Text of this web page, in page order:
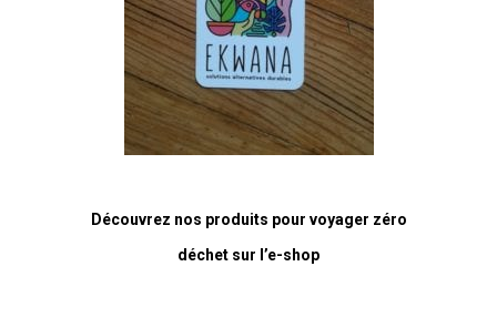
Découvrez nos produits pour voyager zéro
déchet sur l’e-shop